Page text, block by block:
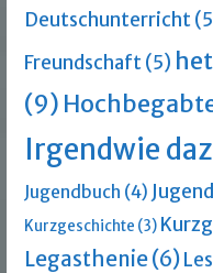
Deutschunterricht
Freundschaft(5)
(9)
Irgendwie
Jugendbuch (4)
Kurzgeschichte (3)
Legasthenie(6)